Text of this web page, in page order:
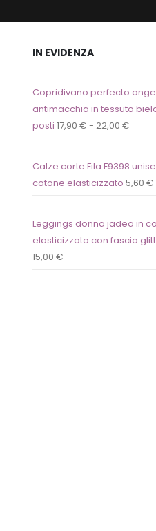
IN EVIDENZA
Copridivano perfecto
antimacchia in tessuto
posti 17,90 € - 22,00 €
Calze corte Fila F9398
cotone elasticizzato 5,60 €
Leggings donna jadea in
elasticizzato con fascia
15,00 €